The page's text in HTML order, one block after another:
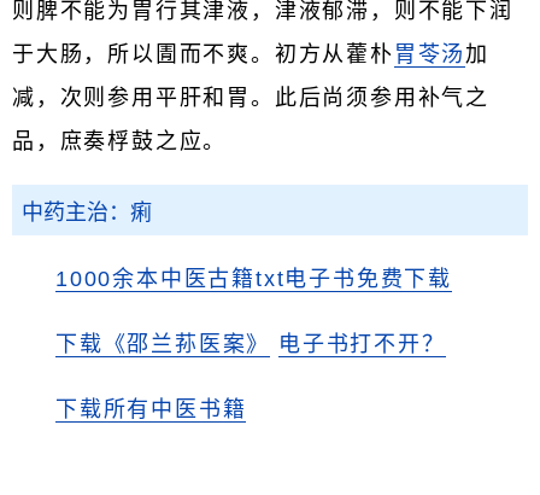
则脾不能为胃行其津液，津液郁滞，则不能下润
于大肠，所以圊而不爽。初方从藿朴 胃苓汤 加
减，次则参用平肝和胃。此后尚须参用补气之
品，庶奏桴鼓之应。
中药主治：痢
1000余本中医古籍txt电子书免费下载
下载《邵兰荪医案》 电子书打不开？
下载所有中医书籍